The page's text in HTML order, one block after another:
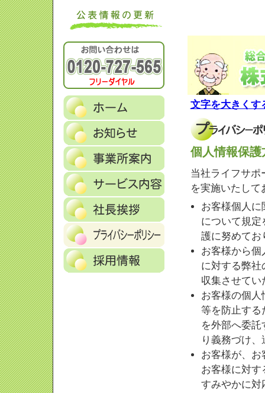
文字を大きくす
個人情報保
当社ライフサポ
を実施いたして
お客様個人
について規
護に努めてお
お客様から
に対する弊
収集させてい
お客様の個
等を防止する
を外部へ委
り義務づけ
お客様が、
お客様に対
すみやかに対